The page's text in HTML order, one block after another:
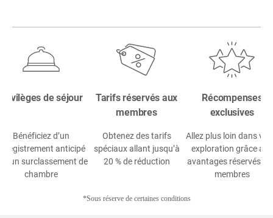
de séjour
Bénéficiez d’un
anticipé
d’un surclassement de
chambre
Tarifs réservés aux
membres
Obtenez des tarifs
spéciaux allant jusqu’à
20 % de réduction
Récompenses
exclusives
Allez plus loin dans
exploration grâce aux
avantages réservés
membres
*Sous réserve de certaines conditions